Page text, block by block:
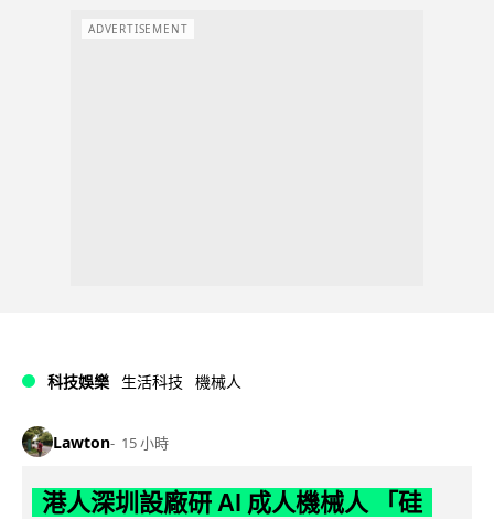
ADVERTISEMENT
科技娛樂 生活科技 機械人
Lawton 15 小時
港人深圳設廠研 AI 成人機械人 「硅